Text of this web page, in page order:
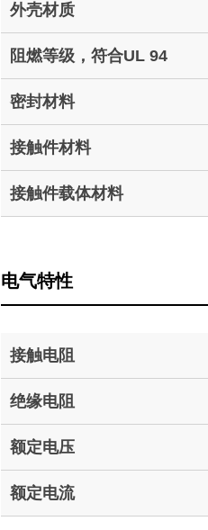
外壳材质
阻燃等级，符合UL 94
密封材料
接触件材料
接触件载体材料
电气特性
接触电阻
绝缘电阻
额定电压
额定电流